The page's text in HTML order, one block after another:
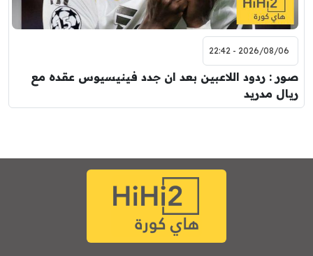
2026/08/06 - 22:42
صور : ردود اللاعبين بعد ان جدد فينيسيوس عقده مع
ريال مدريد